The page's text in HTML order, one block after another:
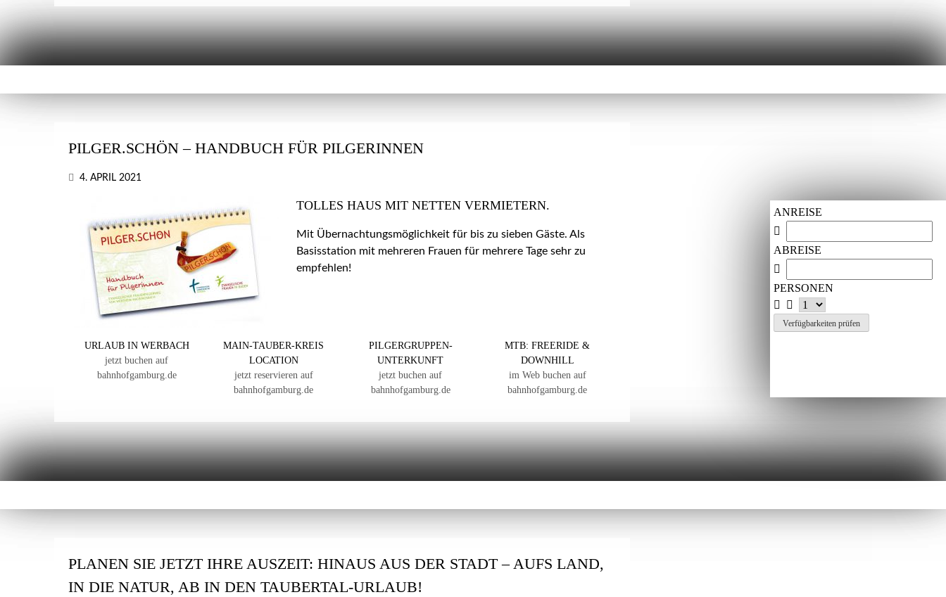
PILGER.SCHÖN – HANDBUCH FÜR PILGERINNEN
4. APRIL 2021
TOLLES HAUS MIT NETTEN VERMIETERN.
Mit Übernachtungsmöglichkeit für bis zu sieben Gäste. Als
Basisstation mit mehreren Frauen für mehrere Tage sehr zu
empfehlen!
URLAUB IN WERBACH
jetzt buchen auf
bahnhofgamburg.de
MAIN-TAUBER-KREIS
LOCATION
jetzt reservieren auf
bahnhofgamburg.de
PILGERGRUPPEN-
UNTERKUNFT
jetzt buchen auf
bahnhofgamburg.de
MTB: FREERIDE &
DOWNHILL
im Web buchen auf
bahnhofgamburg.de
PLANEN SIE JETZT IHRE AUSZEIT: HINAUS AUS DER STADT – AUFS LAND,
IN DIE NATUR, AB IN DEN TAUBERTAL-URLAUB!
ANREISE
ABREISE
PERSONEN
Verfügbarkeiten prüfen